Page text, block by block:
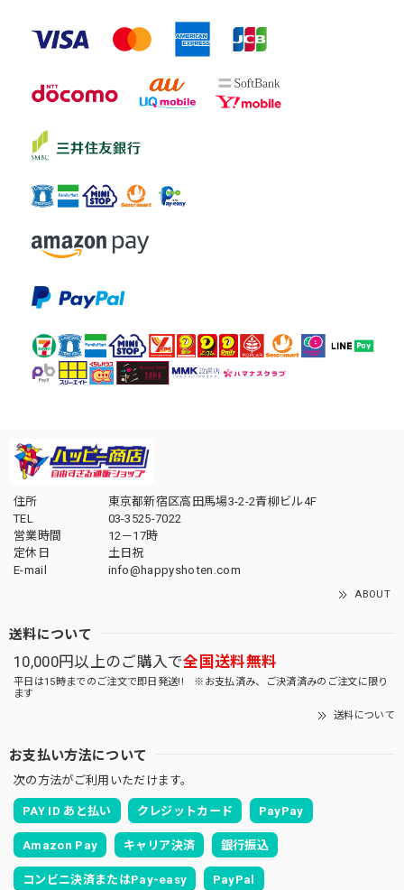
住所
東京都新宿区高田馬場3-2-2青柳ビル4F
TEL
03-3525-7022
営業時間
12－17時
定休日
土日祝
E-mail
info@happyshoten.com
ABOUT
送料について
10,000円以上のご購入で全国送料無料
平日は15時までのご注文で即日発送!! ※お支払済み、ご決済済みのご注文に限り
ます
送料について
お支払い方法について
次の方法がご利用いただけます。
PAY ID あと払い クレジットカード PayPay
Amazon Pay キャリア決済 銀行振込
コンビニ決済またはPay-easy PayPal